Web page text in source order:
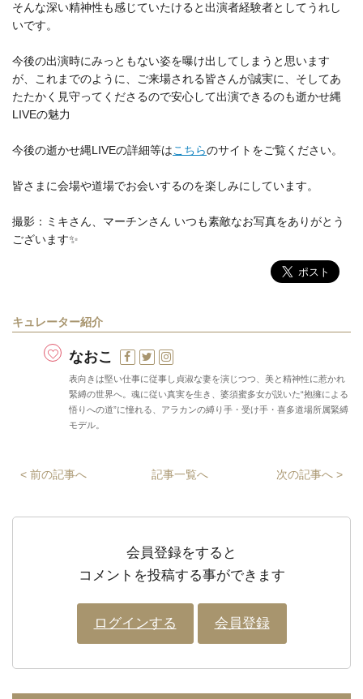
そんな深い精神性も感じていたけると出演者経験者としてうれし
いです。
今後の出演時にみっともない姿を曝け出してしまうと思います
が、これまでのように、ご来場される皆さんが誠実に、そしてあ
たたかく見守ってくださるので安心して出演できるのも逝かせ縄
LIVEの魅力
今後の逝かせ縄LIVEの詳細等はこちらのサイトをご覧ください。
皆さまに会場や道場でお会いするのを楽しみにしています。
撮影：ミキさん、マーチンさん いつも素敵なお写真をありがとう
ございます✨
キュレーター紹介
なおこ
表向きは堅い仕事に従事し貞淑な妻を演じつつ、美と精神性に惹かれ
緊縛の世界へ。魂に従い真実を生き、婆須蜜多女が説いた“抱擁による
悟りへの道”に憧れる、アラカンの縛り手・受け手・喜多道場所属緊縛
モデル。
< 前の記事へ 記事一覧へ 次の記事へ >
会員登録をすると
コメントを投稿する事ができます
ログインする 会員登録